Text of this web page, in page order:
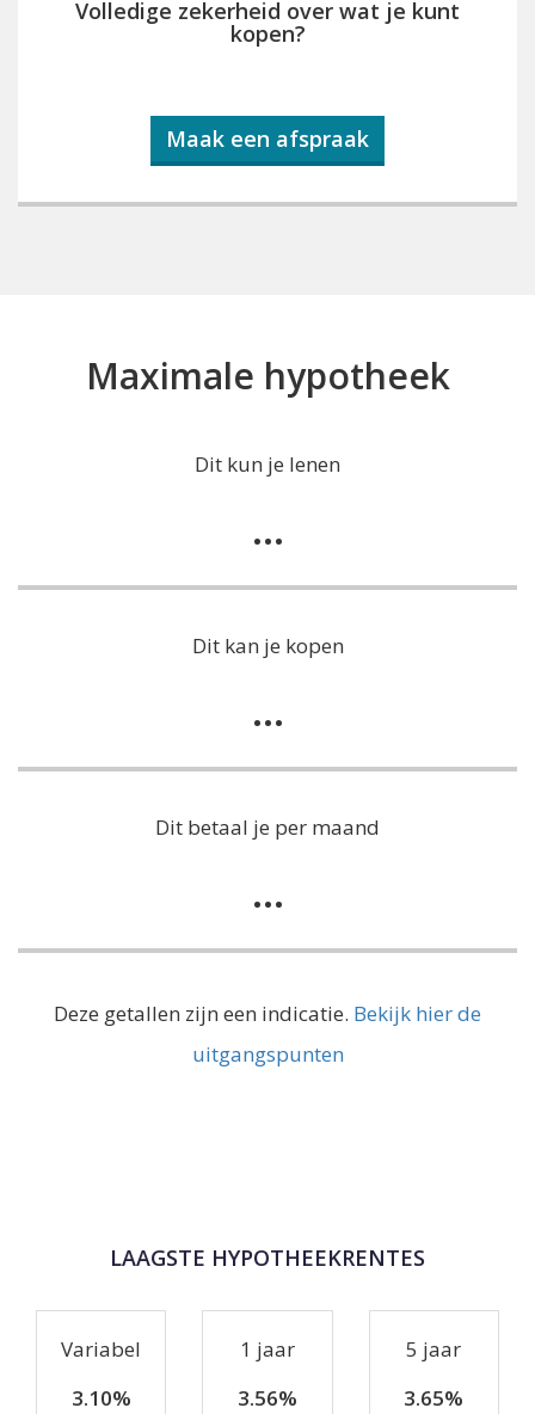
Volledige zekerheid over wat je kunt
kopen?
Maak een afspraak
Maximale hypotheek
Dit kun je lenen
...
Dit kan je kopen
...
Dit betaal je per maand
...
Deze getallen zijn een indicatie. Bekijk hier de
uitgangspunten
LAAGSTE HYPOTHEEKRENTES
Variabel
3.10%
1 jaar
3.56%
5 jaar
3.65%